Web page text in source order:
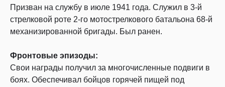
Призван на службу в июле 1941 года. Служил в 3-й
стрелковой роте 2-го мотострелкового батальона 68-й
механизированной бригады. Был ранен.
Фронтовые эпизоды:
Свои награды получил за многочисленные подвиги в
боях. Обеспечивал бойцов горячей пищей под